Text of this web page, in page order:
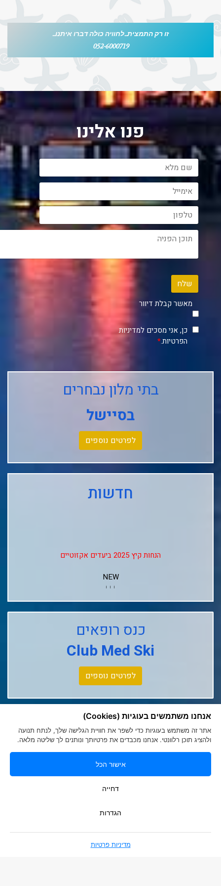
זו רק התמצית...לחוויה כולה דברו איתנו...
052-6000719
פנו אלינו
שלח
מאשר קבלת דיוור
כן, אני מסכים למדיניות
הפרטיות.*
בתי מלון נבחרים
בסיישל
לפרטים נוספים
חדשות
הנחות קיץ 2025 ביעדים אקזוטיים
NEW
↓↓↓
Club Med L'alpe D'huez
Club Med La Rosiere
Club Med Tignes
כנס רופאים
Club Med Ski
לפרטים נוספים
בניית אתריםSmart Soft Web
אנחנו משתמשים בעוגיות (Cookies)
אתר זה משתמש בעוגיות כדי לשפר את חוויית הגלישה שלך, לנתח תנועה
ולהציג תוכן רלוונטי. אנחנו מכבדים את פרטיותך ונותנים לך שליטה מלאה.
אישור הכל
דחייה
הגדרות
מדיניות פרטיות